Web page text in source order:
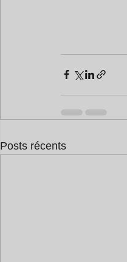
Posts récents